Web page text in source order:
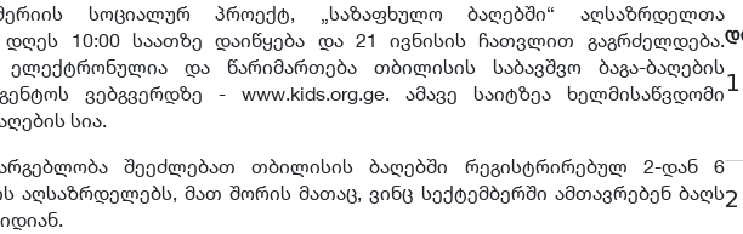
სოციალურ პროექტ, „საზაფხულო ბაღებში“ აღსაზრდელთა
დღეს 10:00 საათზე დაიწყება და 21 ივნისის ჩათვლით გაგრძელდება.
ელექტრონულია და წარიმართება თბილისის საბავშვო ბაგა-ბაღების
ვებგვერდზე - www.kids.org.ge. ამავე საიტზეა ხელმისაწვდომი
სია.
შეეძლებათ თბილისის ბაღებში რეგისტრირებულ 2-დან 6
აღსაზრდელებს, მათ შორის მათაც, ვინც სექტემბერში ამთავრებენ ბაღს
1
2